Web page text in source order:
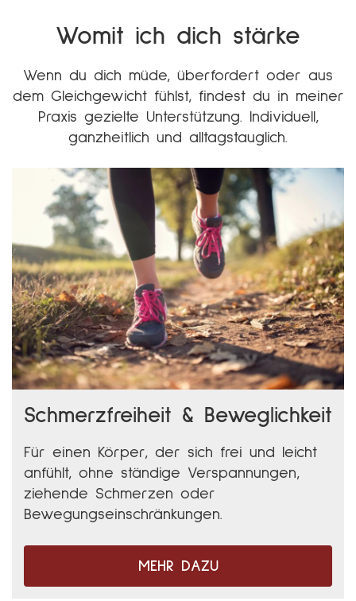
Womit ich dich stärke
Wenn du dich müde, überfordert oder aus
dem Gleichgewicht fühlst, findest du in meiner
Praxis gezielte Unterstützung. Individuell,
ganzheitlich und alltagstauglich.
Schmerzfreiheit & Beweglichkeit
Für einen Körper, der sich frei und leicht
anfühlt, ohne ständige Verspannungen,
ziehende Schmerzen oder
Bewegungseinschränkungen.
MEHR DAZU